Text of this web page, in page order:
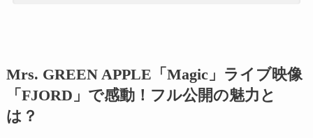
Mrs. GREEN APPLE「Magic」ライブ映像
「FJORD」で感動！フル公開の魅力と
は？